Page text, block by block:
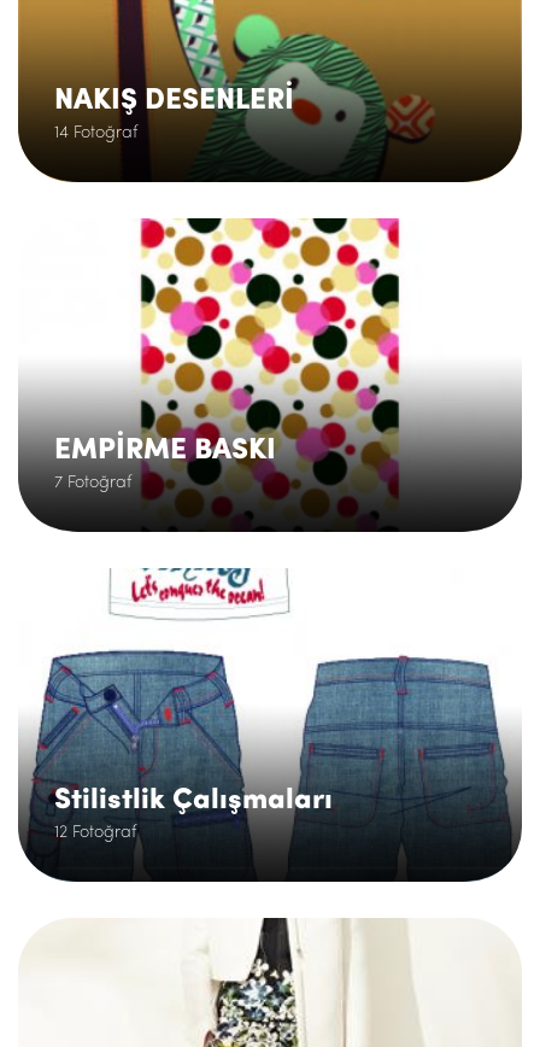
NAKIŞ DESENLERİ
14 Fotoğraf
EMPİRME BASKI
7 Fotoğraf
Stilistlik Çalışmaları
12 Fotoğraf